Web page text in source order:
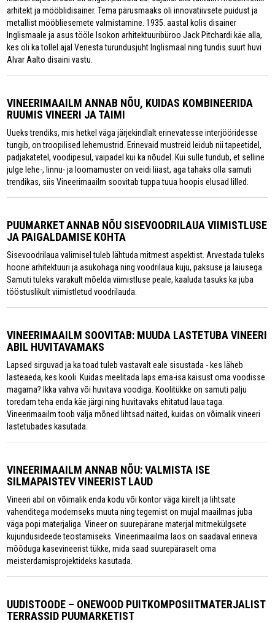
arhitekt ja mööblidisainer. Tema pärusmaaks oli innovatiivsete puidust ja
metallist mööbliesemete valmistamine. 1935. aastal kolis disainer
Inglismaale ja asus tööle Isokon arhitektuuribüroo Jack Pitchardi käe alla,
kes oli ka tollel ajal Venesta turundusjuht Inglismaal ning tundis suurt huvi
Alvar Aalto disaini vastu.
VINEERIMAAILM ANNAB NÕU, KUIDAS KOMBINEERIDA
RUUMIS VINEERI JA TAIMI
Uueks trendiks, mis hetkel väga järjekindlalt erinevatesse interjööridesse
tungib, on troopilised lehemustrid. Erinevaid mustreid leidub nii tapeetidel,
padjakatetel, voodipesul, vaipadel kui ka nõudel. Kui sulle tundub, et selline
julge lehe-, linnu- ja loomamuster on veidi liiast, aga tahaks olla samuti
trendikas, siis Vineerimaailm soovitab tuppa tuua hoopis elusad lilled.
PUUMARKET ANNAB NÕU SISEVOODRILAUA VIIMISTLUSE
JA PAIGALDAMISE KOHTA
Sisevoodrilaua valimisel tuleb lähtuda mitmest aspektist. Arvestada tuleks
hoone arhitektuuri ja asukohaga ning voodrilaua kuju, paksuse ja laiusega.
Samuti tuleks varakult mõelda viimistluse peale, kaaluda tasuks ka juba
tööstuslikult viimistletud voodrilauda.
VINEERIMAAILM SOOVITAB: MUUDA LASTETUBA VINEERI
ABIL HUVITAVAMAKS
Lapsed sirguvad ja ka toad tuleb vastavalt eale sisustada - kes läheb
lasteaeda, kes kooli. Kuidas meelitada laps ema-isa kaisust oma voodisse
magama? Ikka vahva või huvitava voodiga. Koolitükke on samuti palju
toredam teha enda käe järgi ning huvitavaks ehitatud laua taga.
Vineerimaailm toob välja mõned lihtsad näited, kuidas on võimalik vineeri
lastetubades kasutada.
VINEERIMAAILM ANNAB NÕU: VALMISTA ISE
SILMAPAISTEV VINEERIST LAUD
Vineeri abil on võimalik enda kodu või kontor väga kiirelt ja lihtsate
vahenditega modernseks muuta ning tegemist on mujal maailmas juba
väga popi materjaliga. Vineer on suurepärane materjal mitmekülgsete
kujundusideede teostamiseks. Vineerimaailma laos on saadaval erineva
mõõduga kasevineerist tükke, mida saad suurepäraselt oma
meisterdamisprojektideks kasutada.
UUDISTOODE – ONEWOOD PUITKOMPOSIITMATERJALIST
TERRASSID PUUMARKETIST